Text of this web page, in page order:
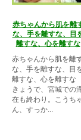
赤ちゃんから肌を離
な、手を離すな、目
離すな、心を離すな
赤ちゃんから肌を離
な、手を離すな、目
離すな、心を離すな
きょうで、宮城での
在も終わり。こうち
ん、すっか...